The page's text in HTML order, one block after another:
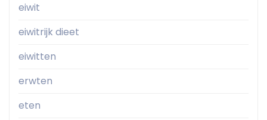
eiwit
eiwitrijk dieet
eiwitten
erwten
eten